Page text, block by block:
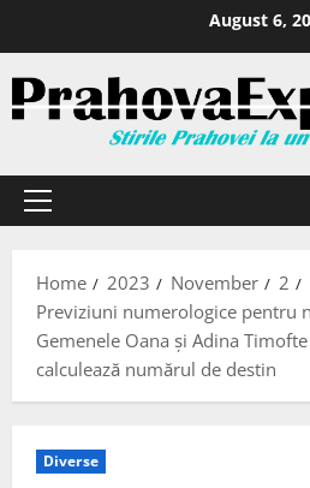
August 6,
Home 2023 November
2
Previziuni numerologice pentru
Gemenele Oana și Adina
calculează numărul de destin
Diverse